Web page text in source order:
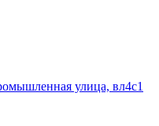
улица, вл4с1